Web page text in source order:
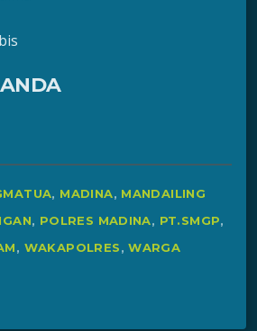
, MADINA, MANDAILING
, POLRES MADINA, PT.SMGP,
, WAKAPOLRES,WARGA